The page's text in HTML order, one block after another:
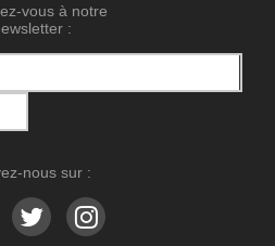
vous à notre
:
nous sur :